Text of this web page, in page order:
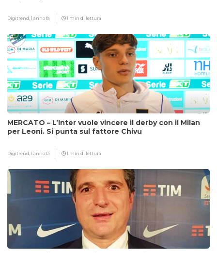
Digitrend,1 anno fa 1 min di lettura
MERCATO – L’Inter vuole vincere il derby con il Milan
per Leoni. Si punta sul fattore Chivu
Digitrend,1 anno fa 1 min di lettura